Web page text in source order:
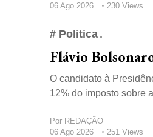
06 Ago 2026
230 Views
# Politica
Flávio
O candidato à
12% do imposto sobre
Por REDAÇÃO
06 Ago 2026
251 Views